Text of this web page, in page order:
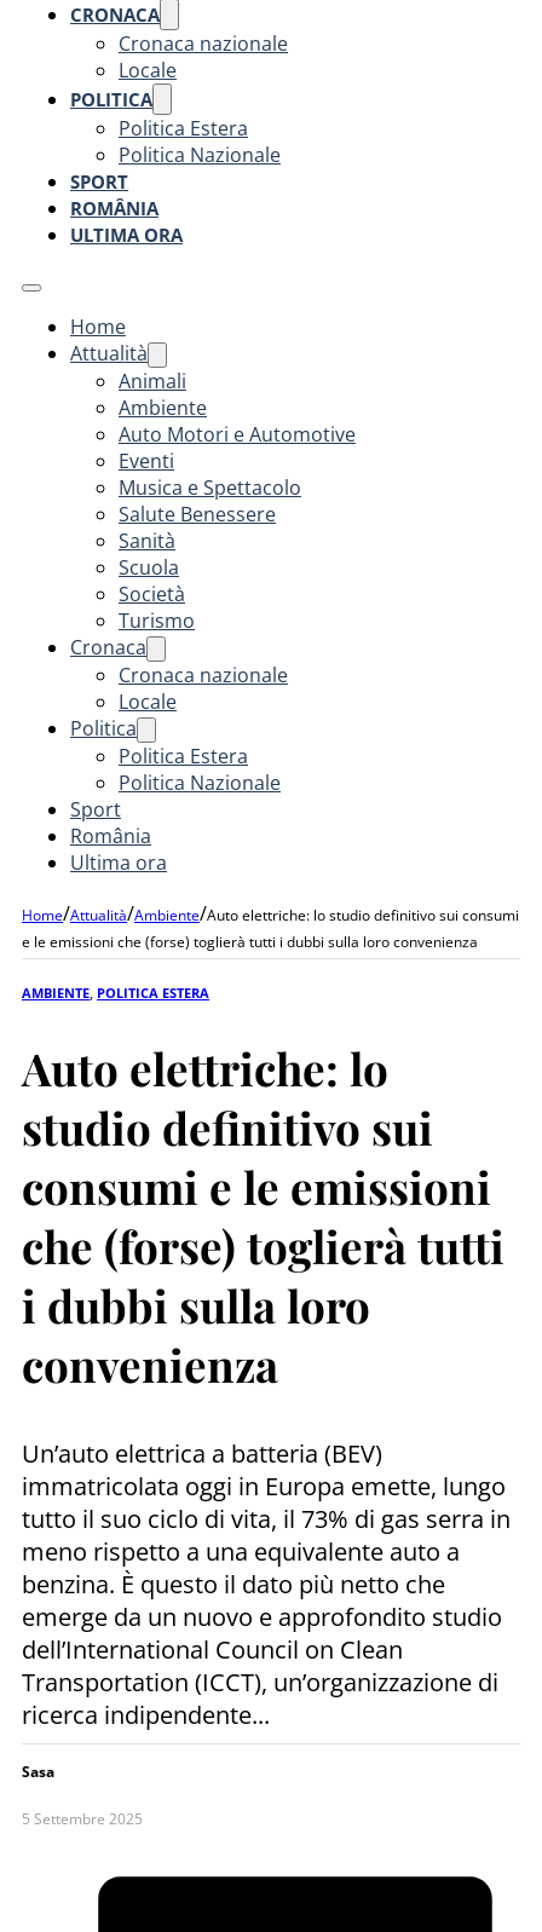
CRONACA
Cronaca nazionale
Locale
POLITICA
Politica Estera
Politica Nazionale
SPORT
ROMÂNIA
ULTIMA ORA
Home
Attualità
Animali
Ambiente
Auto Motori e Automotive
Eventi
Musica e Spettacolo
Salute Benessere
Sanità
Scuola
Società
Turismo
Cronaca
Cronaca nazionale
Locale
Politica
Politica Estera
Politica Nazionale
Sport
România
Ultima ora
Home/Attualità/Ambiente/Auto elettriche: lo studio definitivo sui consumi
e le emissioni che (forse) toglierà tutti i dubbi sulla loro convenienza
AMBIENTE POLITICA ESTERA
Auto elettriche: lo
studio definitivo sui
consumi e le emissioni
che (forse) toglierà tutti
i dubbi sulla loro
convenienza
Un’auto elettrica a batteria (BEV)
immatricolata oggi in Europa emette, lungo
tutto il suo ciclo di vita, il 73% di gas serra in
meno rispetto a una equivalente auto a
benzina. È questo il dato più netto che
emerge da un nuovo e approfondito studio
dell’International Council on Clean
Transportation (ICCT), un’organizzazione di
ricerca indipendente...
Sasa
5 Settembre 2025